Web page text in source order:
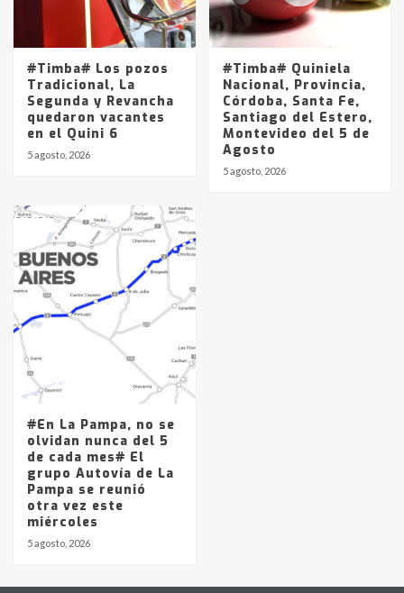
#Timba# Los pozos
Tradicional, La
Segunda y Revancha
quedaron vacantes
en el Quini 6
5 agosto, 2026
#Timba# Quiniela
Nacional, Provincia,
Córdoba, Santa Fe,
Santiago del Estero,
Montevideo del 5 de
Agosto
5 agosto, 2026
#En La Pampa, no se
olvidan nunca del 5
de cada mes# El
grupo Autovía de La
Pampa se reunió
otra vez este
miércoles
5 agosto, 2026